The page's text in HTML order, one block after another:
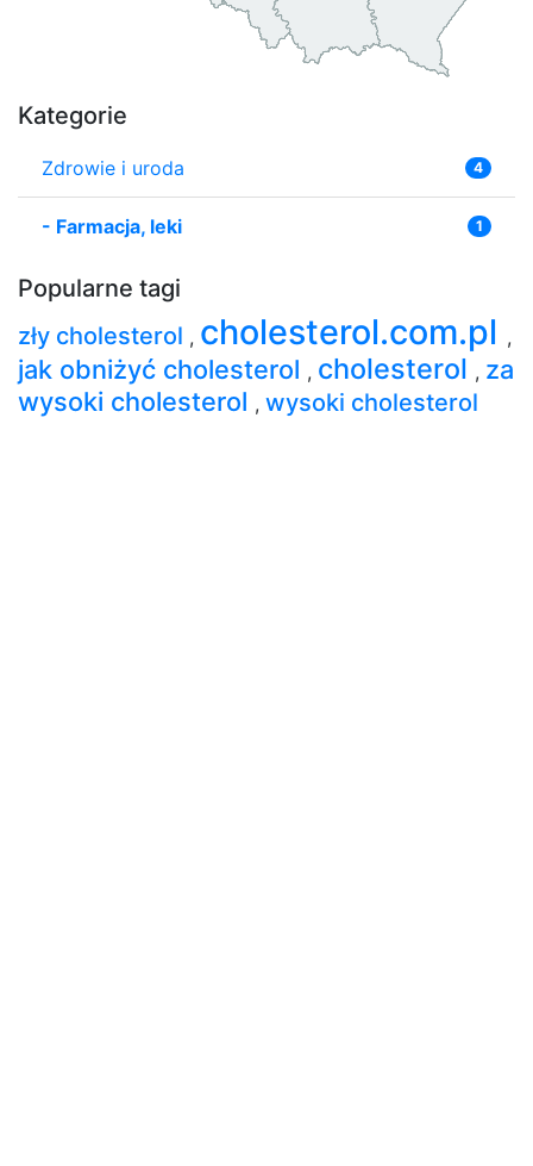
Kategorie
Zdrowie i uroda 4
- Farmacja, leki 1
Popularne tagi
zły cholesterol , cholesterol.com.pl ,
jak obniżyć cholesterol , cholesterol , za
wysoki cholesterol , wysoki cholesterol